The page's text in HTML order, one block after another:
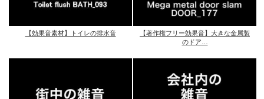
【効果音素材】トイレの排水音
【著作権フリー効果音】大きな金属製
のドア…